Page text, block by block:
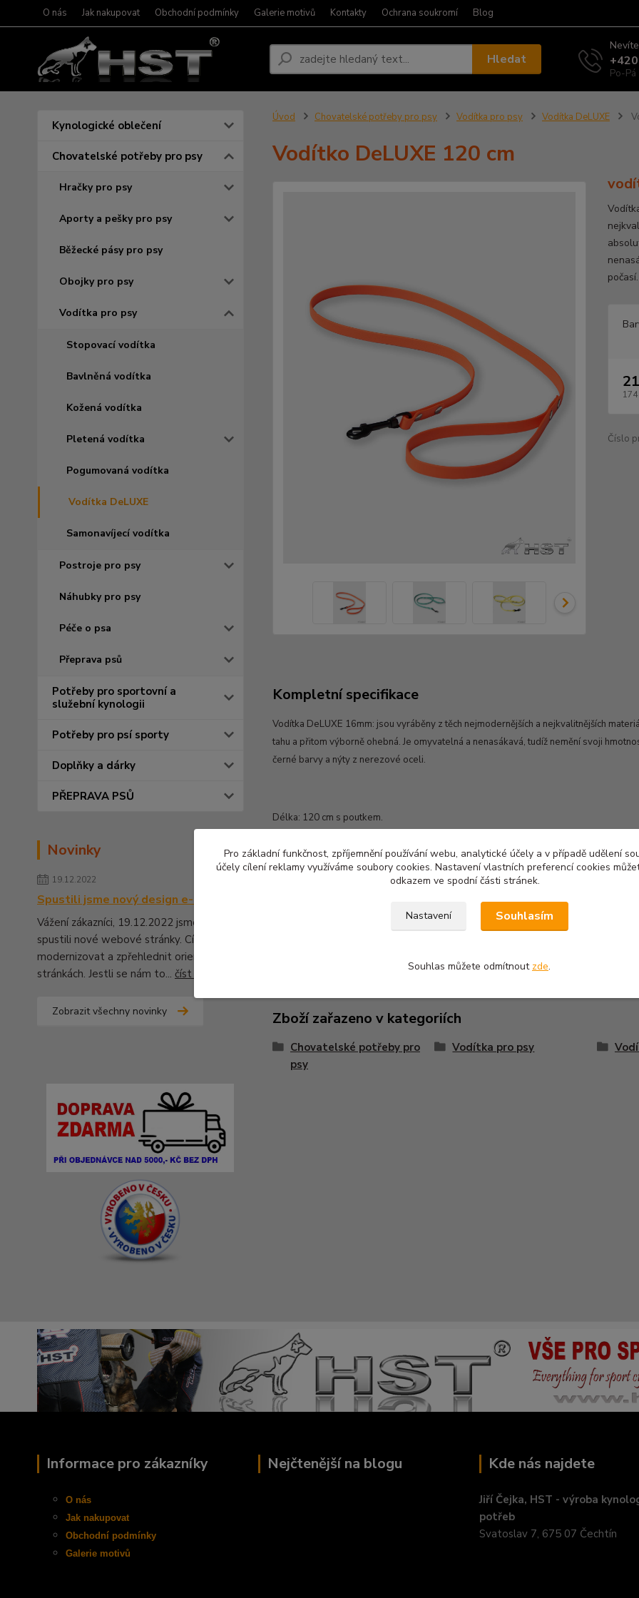
O nás Jak nakupovat Obchodní podmínky Galerie motivů Kontakty Ochrana soukromí Blog
Hledat
Po-
Kynologické oblečení
Chovatelské potřeby pro psy
Hračky pro psy
Aporty a pešky pro psy
Běžecké pásy pro psy
Obojky pro psy
Vodítka pro psy
Stopovací vodítka
Bavlněná vodítka
Kožená vodítka
Pletená vodítka
Pogumovaná vodítka
Vodítka DeLUXE
Samonavíjecí vodítka
Postroje pro psy
Náhubky pro psy
Péče o psa
Přeprava psů
Potřeby pro sportovní a
služební kynologii
Potřeby pro psí sporty
Doplňky a dárky
PŘEPRAVA PSŮ
Novinky
19.12.2022
Spustili jsme nový design e-shopu
Vážení zákazníci, 19.12.2022 jsme pro Vás
spustili nové webové stránky. Cílem bylo
modernizovat a zpřehlednit orientaci na
stránkách. Jestli se nám to... číst celé
Zobrazit všechny novinky
Úvod Chovatelské potřeby pro psy Vodítka pro psy Vodítka DeLUXE
Vodítko DeLUXE 120 cm
174
Číslo
Kompletní specifikace
Vodítka DeLUXE 16mm: jsou vyráběny z těch nejmodernějších a nejkvalitnějších
tahu a přitom výborně ohebná. Je omyvatelná a nenasákavá, tudíž nemění svoji
černé barvy a nýty z nerezové oceli.
Délka: 120 cm s poutkem.
Barevné provedení: žlutá, oranžová, tyrkysová
Zboží zařazeno v kategoriích
Chovatelské potřeby pro
psy
Vodítka pro psy
Informace pro zákazníky
O nás
Jak nakupovat
Obchodní podmínky
Galerie motivů
Nejčtenější na blogu Kde nás najdete
Jiří Čejka, HST - výroba
potřeb
Svatoslav 7, 675 07 Čechtín
Pro základní funkčnost, zpříjemnění používání webu, analytické účely a v případě udělení
účely cílení reklamy využíváme soubory cookies. Nastavení vlastních preferencí cookies
odkazem ve spodní části stránek.
Nastavení Souhlasím
Souhlas můžete odmítnout zde.